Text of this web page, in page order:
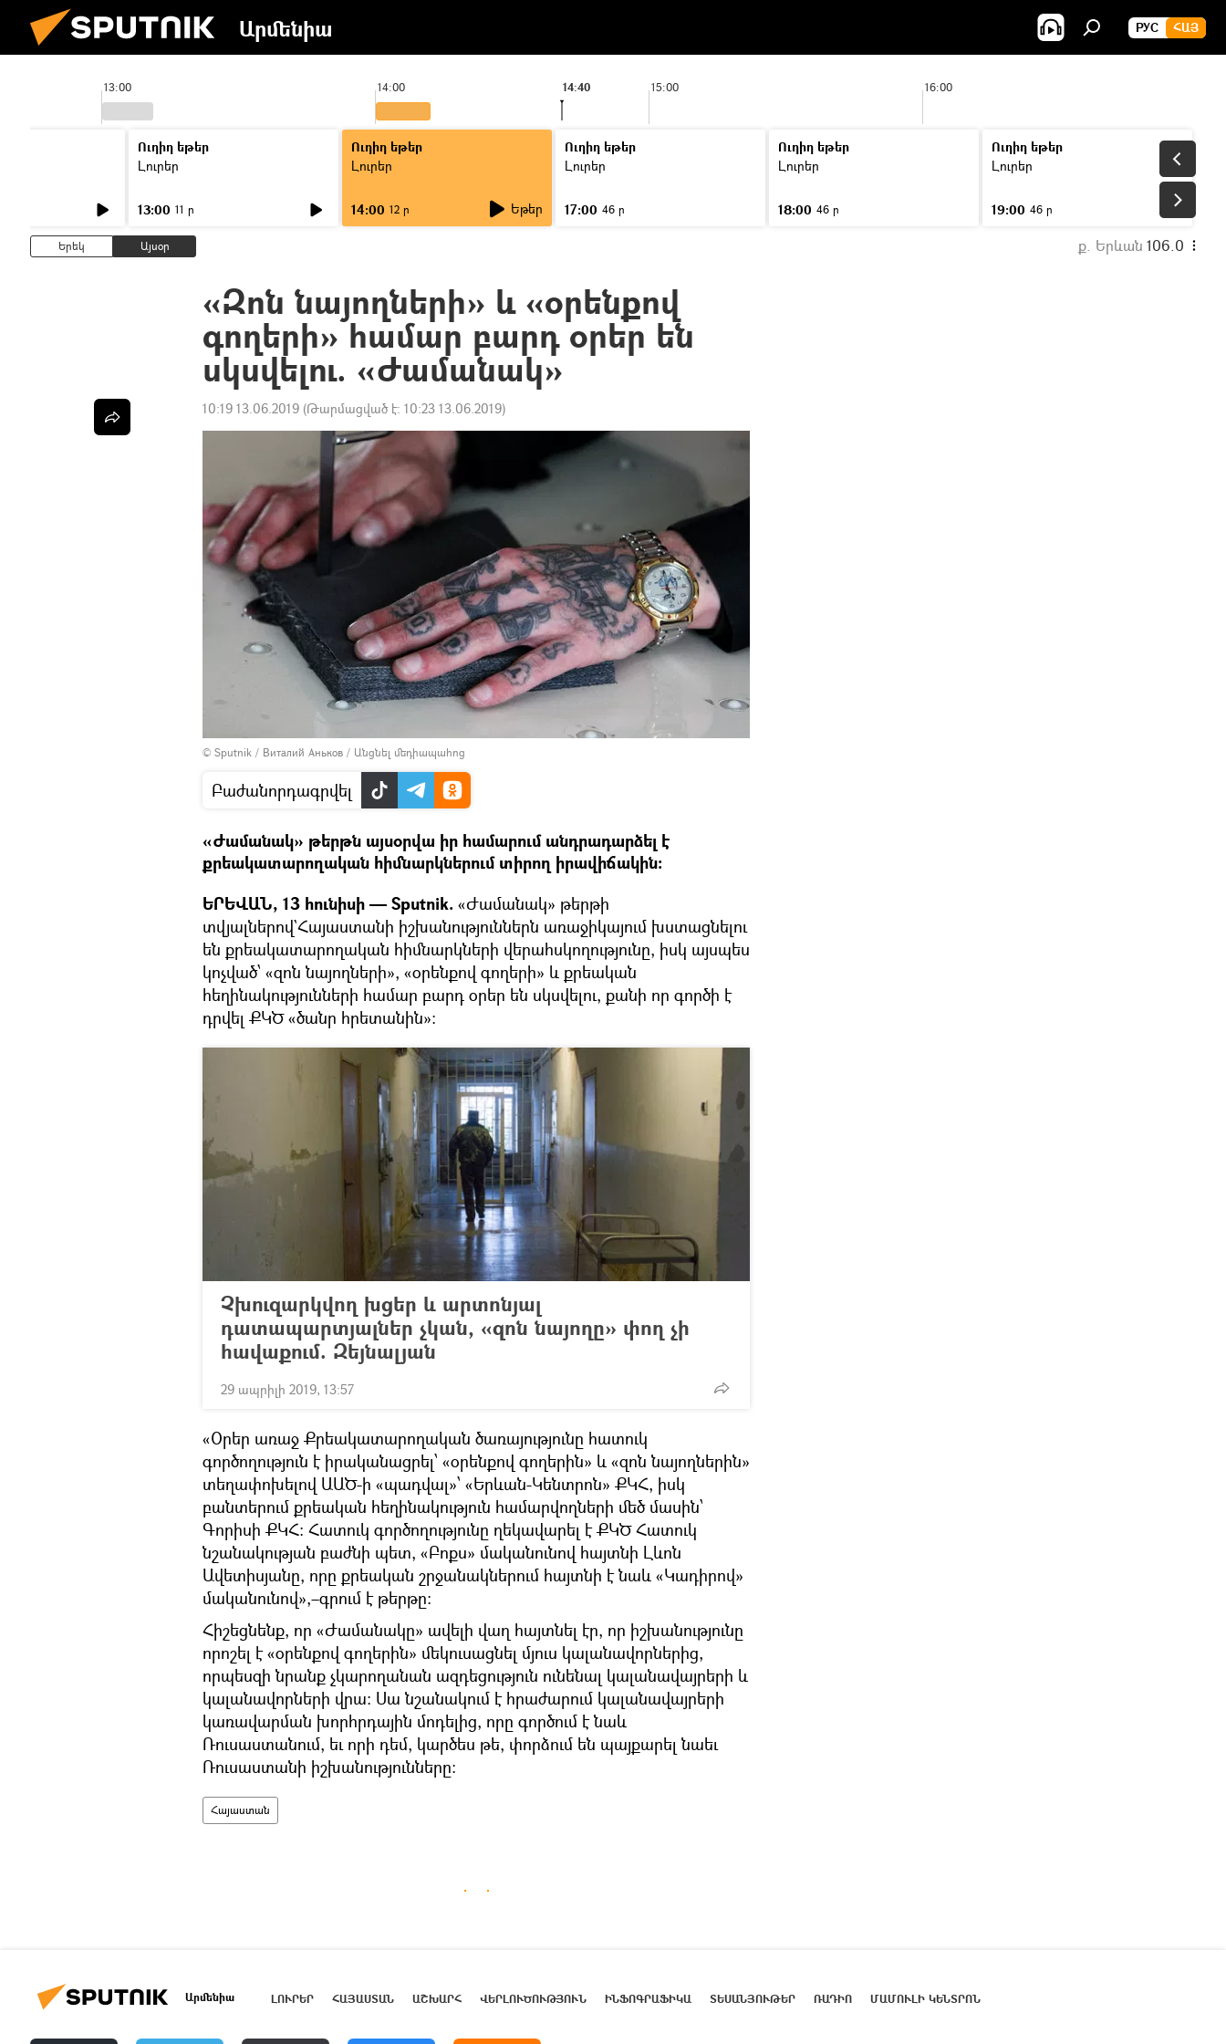
Արմենիա РУС ՀԱՅ
13:00 14:00 15:00 16:00
14:40
Ուղիղ եթեր
Լուրեր
13:00 11 ր
Ուղիղ եթեր
Լուրեր
14:00 12 ր Եթեր
Ուղիղ եթեր
Լուրեր
17:00 46 ր
Ուղիղ եթեր
Լուրեր
18:00 46 ր
Ուղիղ եթեր
Լուրեր
19:00 46 ր
Երեկ Այսօր ք. Երևան 106.0
«Զոն նայողների» և «օրենքով
գողերի» համար բարդ օրեր են
սկսվելու. «Ժամանակ»
10:19 13.06.2019 (Թարմացված է: 10:23 13.06.2019)
© Sputnik / Виталий Аньков / Անցնել մեդիապահոց
Բաժանորդագրվել
«Ժամանակ» թերթն այսօրվա իր համարում անդրադարձել է
քրեակատարողական հիմնարկներում տիրող իրավիճակին։
ԵՐԵՎԱՆ, 13 հունիսի — Sputnik. «Ժամանակ» թերթի
տվյալներով`Հայաստանի իշխանություններն առաջիկայում խստացնելու
են քրեակատարողական հիմնարկների վերահսկողությունը, իսկ այսպես
կոչված՝ «զոն նայողների», «օրենքով գողերի» և քրեական
հեղինակությունների համար բարդ օրեր են սկսվելու, քանի որ գործի է
դրվել ՔԿԾ «ծանր հրետանին»։
Չխուզարկվող խցեր և արտոնյալ
դատապարտյալներ չկան, «զոն նայողը» փող չի
հավաքում. Զեյնալյան
29 ապրիլի 2019, 13:57
«Օրեր առաջ Քրեակատարողական ծառայությունը հատուկ
գործողություն է իրականացրել՝ «օրենքով գողերին» և «զոն նայողներին»
տեղափոխելով ԱԱԾ-ի «պադվալ»՝ «Երևան-Կենտրոն» ՔԿՀ, իսկ
բանտերում քրեական հեղինակություն համարվողների մեծ մասին՝
Գորիսի ՔԿՀ։ Հատուկ գործողությունը ղեկավարել է ՔԿԾ Հատուկ
նշանակության բաժնի պետ, «Բոքս» մականունով հայտնի Լևոն
Ավետիսյանը, որը քրեական շրջանակներում հայտնի է նաև «Կադիրով»
մականունով»,–գրում է թերթը։
Հիշեցնենք, որ «Ժամանակը» ավելի վաղ հայտնել էր, որ իշխանությունը
որոշել է «օրենքով գողերին» մեկուսացնել մյուս կալանավորներից,
որպեսզի նրանք չկարողանան ազդեցություն ունենալ կալանավայրերի և
կալանավորների վրա: Սա նշանակում է հրաժարում կալանավայրերի
կառավարման խորհրդային մոդելից, որը գործում է նաև
Ռուսաստանում, եւ որի դեմ, կարծես թե, փորձում են պայքարել նաեւ
Ռուսաստանի իշխանությունները:
Հայաստան
Արմենիա ԼՈՒՐԵՐ ՀԱՅԱՍՏԱՆ ԱՇԽԱՐՀ ՎԵՐԼՈՒԾՈՒԹՅՈՒՆ ԻՆՖՈԳՐԱՖԻԿԱ ՏԵՍԱՆՅՈՒԹԵՐ ՌԱԴԻՈ ՄԱՄՈՒԼԻ ԿԵՆՏՐՈՆ